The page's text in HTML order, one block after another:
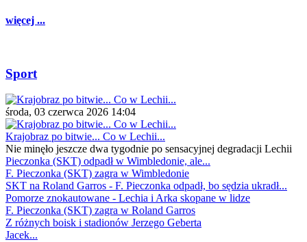
więcej ...
Sport
środa, 03 czerwca 2026 14:04
Krajobraz po bitwie... Co w Lechii...
Nie minęło jeszcze dwa tygodnie po sensacyjnej degradacji Lechii
Pieczonka (SKT) odpadł w Wimbledonie, ale...
F. Pieczonka (SKT) zagra w Wimbledonie
SKT na Roland Garros - F. Pieczonka odpadł, bo sędzia ukradł...
Pomorze znokautowane - Lechia i Arka skopane w lidze
F. Pieczonka (SKT) zagra w Roland Garros
Z różnych boisk i stadionów Jerzego Geberta
Jacek...